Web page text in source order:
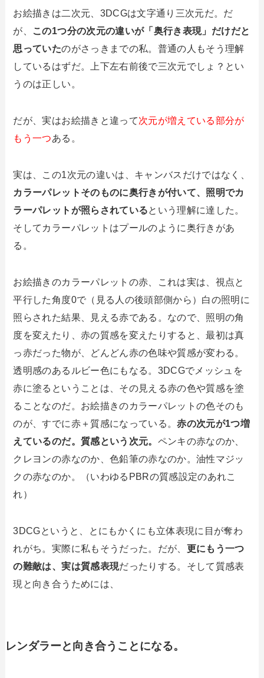
お絵描きは二次元、3DCGは文字通り三次元だ。だ
が、
この1つ分の次元の違いが「奥行き表現」だけだと
思っていたのがさっきまでの私。普通の人もそう理解
しているはずだ。上下左右前後で三次元でしょ？とい
うのは正しい。
だが、実はお絵描きと違って次元が増えている部分が
もう一つある。
実は、この1次元の違いは、キャンバスだけではなく、
カラーパレットそのものに奥行きが付いて、照明でカ
ラーパレットが照らされているという理解に達した。
そしてカラーパレットはプールのように奥行きがあ
る。
お絵描きのカラーパレットの赤、これは実は、視点と
平行した角度0で（見る人の後頭部側から）白の照明に
照らされた結果、見える赤である。なので、照明の角
度を変えたり、赤の質感を変えたりすると、最初は真
っ赤だった物が、どんどん赤の色味や質感が変わる。
透明感のあるルビー色にもなる。3DCGでメッシュを
赤に塗るということは、その見える赤の色や質感を塗
ることなのだ。お絵描きのカラーパレットの色そのも
のが、すでに赤＋質感になっている。赤の次元が1つ増
えているのだ。質感という次元。 ペンキの赤なのか、
クレヨンの赤なのか、色鉛筆の赤なのか。油性マジッ
クの赤なのか。（いわゆるPBRの質感設定のあれこ
れ）
3DCGというと、とにもかくにも立体表現に目が奪わ
れがち。実際に私もそうだった。だが、 更にもう一つ
の難敵は、実は質感表現だったりする。そして質感表
現と向き合うためには、
レンダラーと向き合うことになる。